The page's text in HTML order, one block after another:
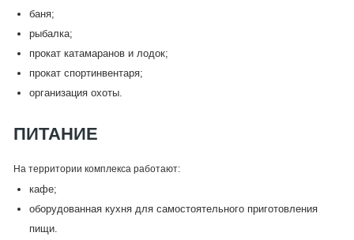
баня;
рыбалка;
прокат катамаранов и лодок;
прокат спортинвентаря;
организация охоты.
ПИТАНИЕ
На территории комплекса работают:
кафе;
оборудованная кухня для самостоятельного приготовления
пищи.